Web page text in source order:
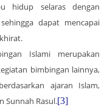
hidup selaras dengan
dapat mencapai
Islami merupakan
bimbingan lainnya,
ajaran Islam,
Sunnah Rasul.[3]